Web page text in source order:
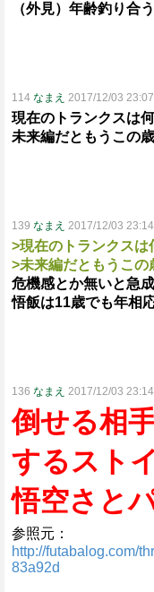
（外見）年齢釣り合
114 なまえ 2017/12/03
現在のトランクスは
未来編だともうこの
139 なまえ 2017/12/03
>現在のトランクス
>未来編だともうこ
危機感とか無いと急
悟飯は11歳でも年相
136 なまえ 2017/12/03
倒せる相
するスト
悟空さと
参照元：
http://futabalog.com/
83a92d